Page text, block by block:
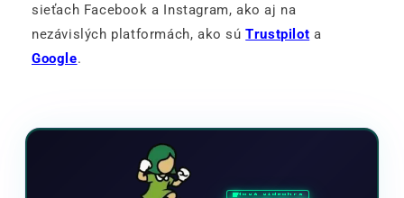
sieťach Facebook a Instagram, ako aj na
nezávislých platformách, ako súTrustpilot a
Google.
Nová videohra